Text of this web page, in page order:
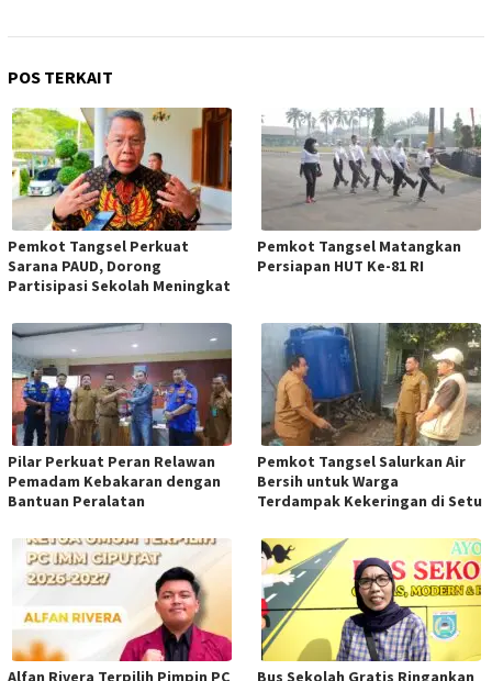
POS TERKAIT
Pemkot Tangsel Perkuat
Sarana PAUD, Dorong
Partisipasi Sekolah Meningkat
Pemkot Tangsel Matangkan
Persiapan HUT Ke-81 RI
Pilar Perkuat Peran Relawan
Pemadam Kebakaran dengan
Bantuan Peralatan
Pemkot Tangsel Salurkan Air
Bersih untuk Warga
Terdampak Kekeringan di Setu
Alfan Rivera Terpilih Pimpin PC
Bus Sekolah Gratis Ringankan